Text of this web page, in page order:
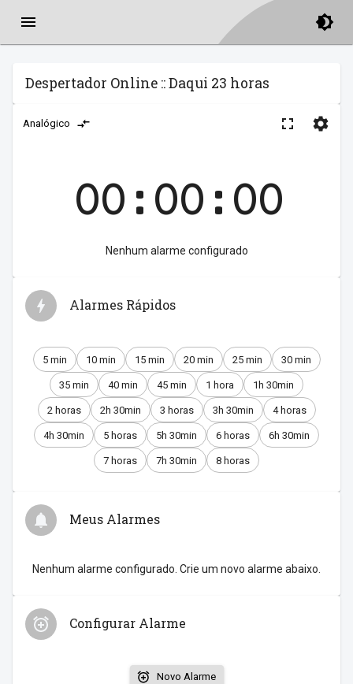
Despertador Online :: Daqui 23 horas
Analógico
00:00:00
Nenhum alarme configurado
Alarmes Rápidos
5 min 10 min 15 min 20 min 25 min 30 min
35 min 40 min 45 min 1 hora 1h 30min
2 horas 2h 30min 3 horas 3h 30min 4 horas
4h 30min 5 horas 5h 30min 6 horas 6h 30min
7 horas 7h 30min 8 horas
Meus Alarmes
Nenhum alarme configurado. Crie um novo alarme abaixo.
Configurar Alarme
Novo Alarme